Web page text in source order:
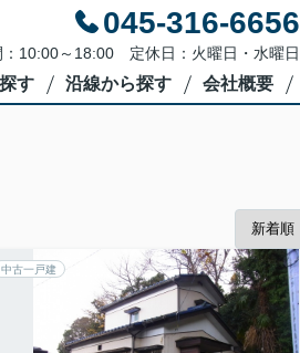
045-316-6656
：10:00～18:00 定休日：火曜日・水曜日
す 沿線から探す 会社概要
中古一戸建